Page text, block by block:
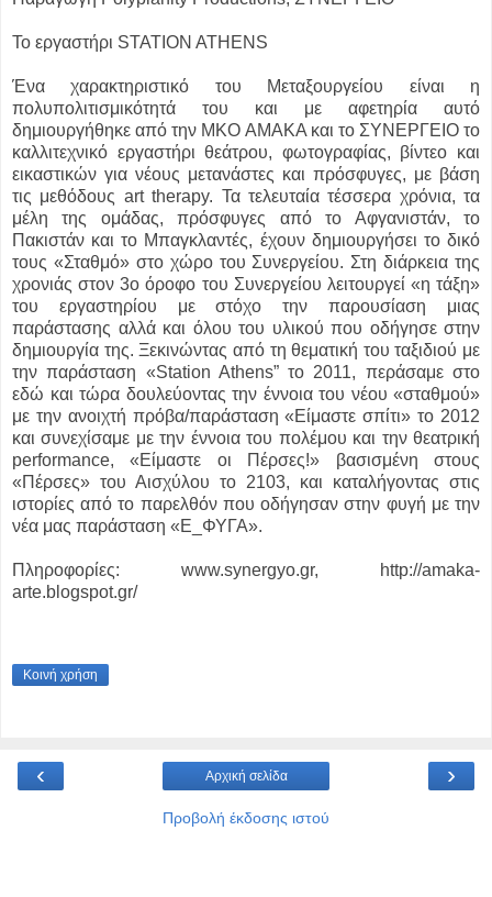
Το εργαστήρι STATION ATHENS
Ένα χαρακτηριστικό του Μεταξουργείου είναι η
πολυπολιτισμικότητά του και με αφετηρία αυτό
δημιουργήθηκε από την ΜΚΟ ΑΜΑΚΑ και το ΣΥΝΕΡΓΕΙΟ το
καλλιτεχνικό εργαστήρι θεάτρου, φωτογραφίας, βίντεο και
εικαστικών για νέους μετανάστες και πρόσφυγες, με βάση
τις μεθόδους art therapy. Τα τελευταία τέσσερα χρόνια, τα
μέλη της ομάδας, πρόσφυγες από το Αφγανιστάν, το
Πακιστάν και το Μπαγκλαντές, έχουν δημιουργήσει το δικό
τους «Σταθμό» στο χώρο του Συνεργείου. Στη διάρκεια της
χρονιάς στον 3ο όροφο του Συνεργείου λειτουργεί «η τάξη»
του εργαστηρίου με στόχο την παρουσίαση μιας
παράστασης αλλά και όλου του υλικού που οδήγησε στην
δημιουργία της. Ξεκινώντας από τη θεματική του ταξιδιού με
την παράσταση «Station Athens” το 2011, περάσαμε στο
εδώ και τώρα δουλεύοντας την έννοια του νέου «σταθμού»
με την ανοιχτή πρόβα/παράσταση «Είμαστε σπίτι» το 2012
και συνεχίσαμε με την έννοια του πολέμου και την θεατρική
performance, «Είμαστε οι Πέρσες!» βασισμένη στους
«Πέρσες» του Αισχύλου το 2103, και καταλήγοντας στις
ιστορίες από το παρελθόν που οδήγησαν στην φυγή με την
νέα μας παράσταση «Ε_ΦΥΓΑ».
Πληροφορίες: www.synergyo.gr, http://amaka-
arte.blogspot.gr/
Κοινή χρήση
‹ ›
Αρχική σελίδα
Προβολή έκδοσης ιστού